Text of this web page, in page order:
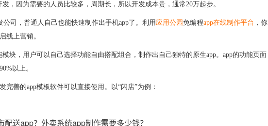
发，因为需要的人员比较多，周期长，所以开发成本贵，通常20万起步。
司，普通人自己也能快速制作出手机app了。利用 应用公园 免编程app在线制作平台 ，你
线上营销。
模块，用户可以自己选择功能自由搭配组合，制作出自己独特的原生app。app的功能页面
以上。
完善的app模板软件可以直接使用。以“闪店”为例：